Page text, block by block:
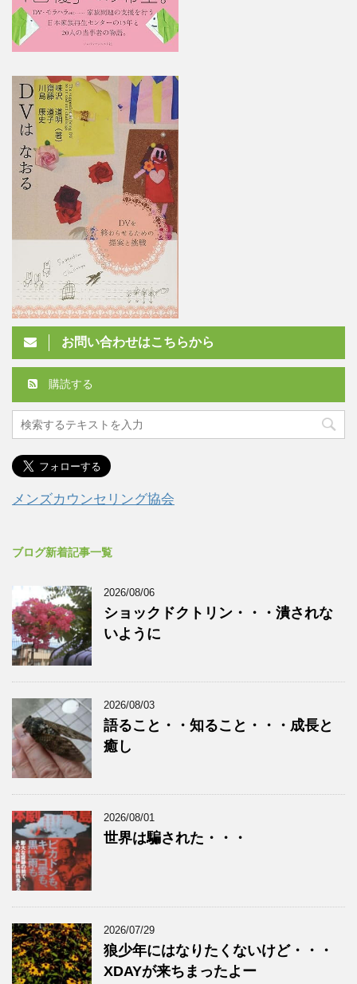
お問い合わせはこちらから
購読する
メンズカウンセリング協会
ブログ新着記事一覧
2026/08/06
ショックドクトリン・・・潰されな
いように
2026/08/03
語ること・・知ること・・・成長と
癒し
2026/08/01
世界は騙された・・・
2026/07/29
狼少年にはなりたくないけど・・・
XDAYが来ちまったよー